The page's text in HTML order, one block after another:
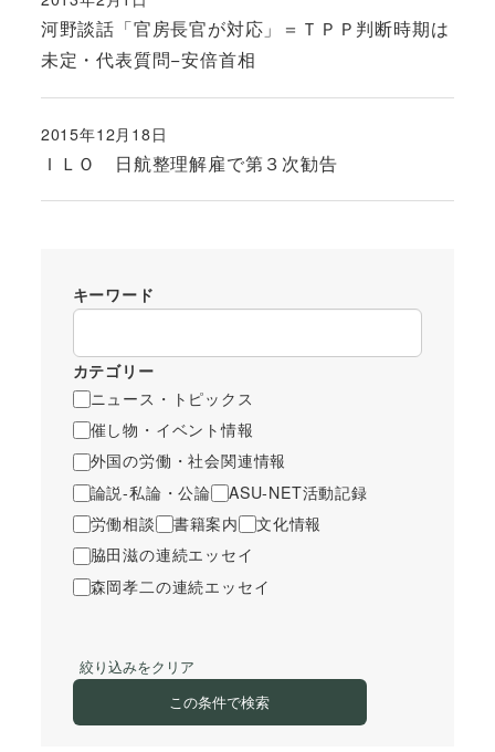
河野談話「官房長官が対応」＝ＴＰＰ判断時期は
未定・代表質問−安倍首相
投稿日
ＩＬＯ 日航整理解雇で第３次勧告
投稿日
2015年12月18日
キーワード
カテゴリー
ニュース・トピックス
催し物・イベント情報
外国の労働・社会関連情報
論説-私論・公論
ASU-NET活動記録
労働相談
書籍案内
文化情報
脇田滋の連続エッセイ
森岡孝二の連続エッセイ
絞り込みをクリア
この条件で検索